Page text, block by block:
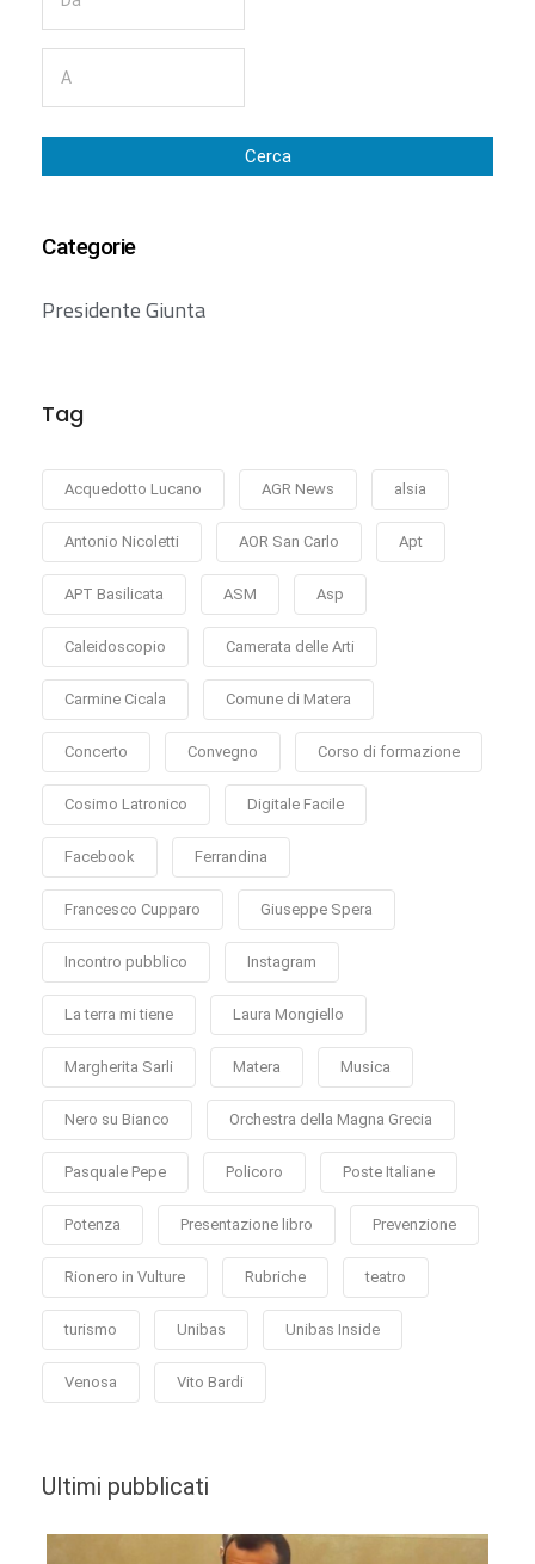
Cerca
Categorie
Presidente Giunta
Tag
Acquedotto Lucano AGR News alsia
Antonio Nicoletti AOR San Carlo Apt
APT Basilicata ASM Asp
Caleidoscopio Camerata delle Arti
Carmine Cicala Comune di Matera
Concerto Convegno Corso di formazione
Cosimo Latronico Digitale Facile
Facebook Ferrandina
Francesco Cupparo Giuseppe Spera
Incontro pubblico Instagram
La terra mi tiene Laura Mongiello
Margherita Sarli Matera Musica
Nero su Bianco Orchestra della Magna Grecia
Pasquale Pepe Policoro Poste Italiane
Potenza Presentazione libro Prevenzione
Rionero in Vulture Rubriche teatro
turismo Unibas Unibas Inside
Venosa Vito Bardi
Ultimi pubblicati